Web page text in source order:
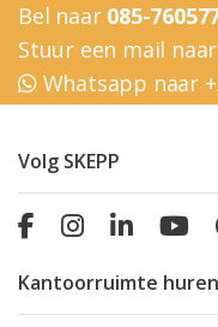
Bel naar 085-
Stuur een mail naar
Whatsapp naar
Volg SKEPP
Kantoorruimte huren